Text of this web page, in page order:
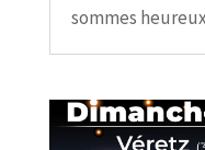
sommes